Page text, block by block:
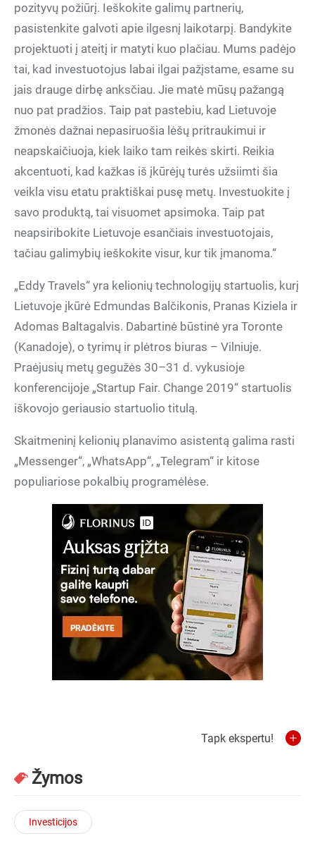
pozityvų požiūrį. Ieškokite galimų partnerių,
pasistenkite galvoti apie ilgesnį laikotarpį. Bandykite
projektuoti į ateitį ir matyti kuo plačiau. Mums padėjo
tai, kad investuotojus labai ilgai pažįstame, esame su
jais drauge dirbę anksčiau. Jie matė mūsų pažangą
nuo pat pradžios. Taip pat pastebiu, kad Lietuvoje
žmonės dažnai nepasiruošia lėšų pritraukimui ir
neapskaičiuoja, kiek laiko tam reikės skirti. Reikia
akcentuoti, kad kažkas iš įkūrėjų turės užsiimti šia
veikla visu etatu praktiškai pusę metų. Investuokite į
savo produktą, tai visuomet apsimoka. Taip pat
neapsiribokite Lietuvoje esančiais investuotojais,
tačiau galimybių ieškokite visur, kur tik įmanoma.“
„Eddy Travels“ yra kelionių technologijų startuolis, kurį
Lietuvoje įkūrė Edmundas Balčikonis, Pranas Kiziela ir
Adomas Baltagalvis. Dabartinė būstinė yra Toronte
(Kanadoje), o tyrimų ir plėtros biuras – Vilniuje.
Praėjusių metų gegužės 30–31 d. vykusioje
konferencijoje „Startup Fair. Change 2019“ startuolis
iškovojo geriausio startuolio titulą.
Skaitmeninį kelionių planavimo asistentą galima rasti
„Messenger“, „WhatsApp“, „Telegram“ ir kitose
populiariose pokalbių programėlėse.
Tapk ekspertu!
Žymos
Investicijos